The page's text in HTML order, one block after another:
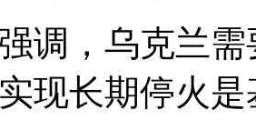
，乌克兰需
现长期停火